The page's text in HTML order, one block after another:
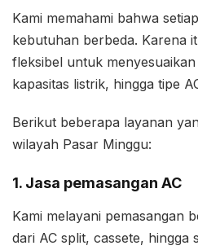
Kami memahami bahwa
kebutuhan berbeda. Karena
fleksibel untuk
kapasitas listrik, hingga tipe
Berikut beberapa layanan
wilayah Pasar Minggu:
1. Jasa pemasangan AC
Kami melayani pemasangan
dari AC split, cassete, hingga